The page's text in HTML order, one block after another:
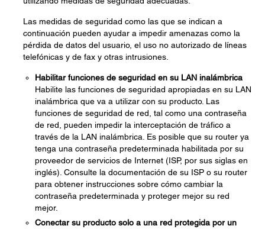
Las medidas de seguridad como las que se indican a
continuación pueden ayudar a impedir amenazas como la
pérdida de datos del usuario, el uso no autorizado de líneas
telefónicas y de fax y otras intrusiones.
Habilitar funciones de seguridad en su LAN inalámbrica
Habilite las funciones de seguridad apropiadas en su LAN
inalámbrica que va a utilizar con su producto. Las
funciones de seguridad de red, tal como una contraseña
de red, pueden impedir la interceptación de tráfico a
través de la LAN inalámbrica. Es posible que su router ya
tenga una contraseña predeterminada habilitada por su
proveedor de servicios de Internet (ISP, por sus siglas en
inglés). Consulte la documentación de su ISP o su router
para obtener instrucciones sobre cómo cambiar la
contraseña predeterminada y proteger mejor su red
mejor.
Conectar su producto solo a una red protegida por un